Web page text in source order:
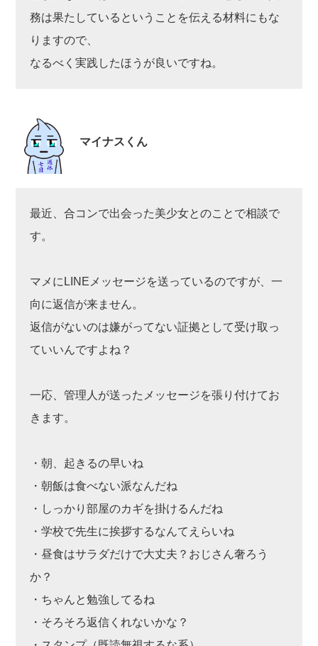
務は果たしているということを伝える材料にもな
りますので、
なるべく実践したほうが良いですね。
マイナスくん
最近、合コンで出会った美少女とのことで相談で
す。
マメにLINEメッセージを送っているのですが、一
向に返信が来ません。
返信がないのは嫌がってない証拠として受け取っ
ていいんですよね？
一応、管理人が送ったメッセージを張り付けてお
きます。
・朝、起きるの早いね
・朝飯は食べない派なんだね
・しっかり部屋のカギを掛けるんだね
・学校で先生に挨拶するなんてえらいね
・昼食はサラダだけで大丈夫？おじさん奢ろう
か？
・ちゃんと勉強してるね
・そろそろ返信くれないかな？